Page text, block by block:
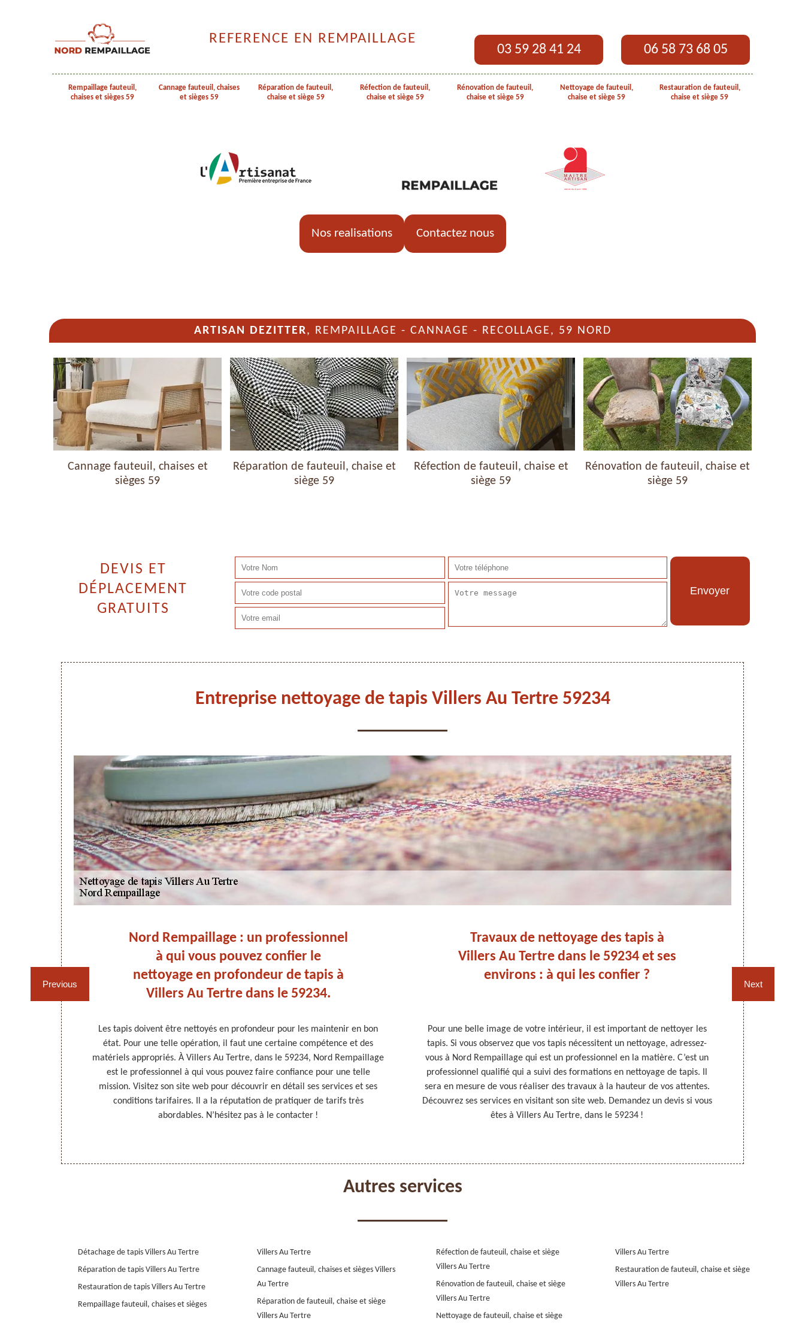
REFERENCE EN REMPAILLAGE
03 59 28 41 24 06 58 73 68 05
Rempaillage fauteuil,
chaises et sièges 59
Cannage fauteuil, chaises
et sièges 59
Réparation de fauteuil,
chaise et siège 59
Réfection de fauteuil,
chaise et siège 59
Rénovation de fauteuil,
chaise et siège 59
Nettoyage de fauteuil,
chaise et siège 59
Restauration de fauteuil,
chaise et siège 59
Nos realisations Contactez nous
ARTISAN DEZITTER, REMPAILLAGE - CANNAGE - RECOLLAGE, 59 NORD
Cannage fauteuil, chaises et
sièges 59
Réparation de fauteuil, chaise et
siège 59
Réfection de fauteuil, chaise et
siège 59
Rénovation de fauteuil, chaise et
siège 59
DEVIS ET
DÉPLACEMENT
GRATUITS
Entreprise nettoyage de tapis Villers Au Tertre 59234
Previous
Nord Rempaillage : un professionnel
à qui vous pouvez confier le
nettoyage en profondeur de tapis à
Villers Au Tertre dans le 59234.
Les tapis doivent être nettoyés en profondeur pour les maintenir en bon
état. Pour une telle opération, il faut une certaine compétence et des
matériels appropriés. À Villers Au Tertre, dans le 59234, Nord Rempaillage
est le professionnel à qui vous pouvez faire confiance pour une telle
mission. Visitez son site web pour découvrir en détail ses services et ses
conditions tarifaires. Il a la réputation de pratiquer de tarifs très
abordables. N’hésitez pas à le contacter !
Travaux de nettoyage des tapis à
Villers Au Tertre dans le 59234 et ses
environs : à qui les confier ?
Pour une belle image de votre intérieur, il est important de nettoyer les
tapis. Si vous observez que vos tapis nécessitent un nettoyage, adressez-
vous à Nord Rempaillage qui est un professionnel en la matière. C’est un
professionnel qualifié qui a suivi des formations en nettoyage de tapis. Il
sera en mesure de vous réaliser des travaux à la hauteur de vos attentes.
Découvrez ses services en visitant son site web. Demandez un devis si vous
êtes à Villers Au Tertre, dans le 59234 !
Next
Autres services
Détachage de tapis Villers Au Tertre
Réparation de tapis Villers Au Tertre
Restauration de tapis Villers Au Tertre
Rempaillage fauteuil, chaises et sièges
Villers Au Tertre
Cannage fauteuil, chaises et sièges Villers
Au Tertre
Réparation de fauteuil, chaise et siège
Villers Au Tertre
Réfection de fauteuil, chaise et siège
Villers Au Tertre
Rénovation de fauteuil, chaise et siège
Villers Au Tertre
Nettoyage de fauteuil, chaise et siège
Villers Au Tertre
Restauration de fauteuil, chaise et siège
Villers Au Tertre